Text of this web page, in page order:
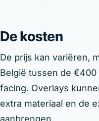
De kosten
De prijs kan variëren,
België tussen de
facing. Overlays
extra materiaal en de